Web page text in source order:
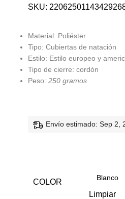
SKU:
Material: Poliéster
Tipo: Cubiertas de natación
Estilo: Estilo europeo y
Tipo de cierre: cordón
Peso: 250 gramos
Envío estimado: Sep 2,
COLOR
Limpiar